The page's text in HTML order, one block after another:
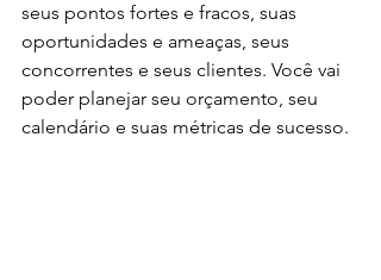
seus pontos fortes e fracos, suas
oportunidades e ameaças, seus
concorrentes e seus clientes. Você vai
poder planejar seu orçamento, seu
calendário e suas métricas de sucesso.